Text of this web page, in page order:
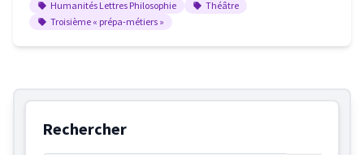
Humanités Lettres Philosophie
Théâtre
Troisième « prépa-métiers »
Rechercher